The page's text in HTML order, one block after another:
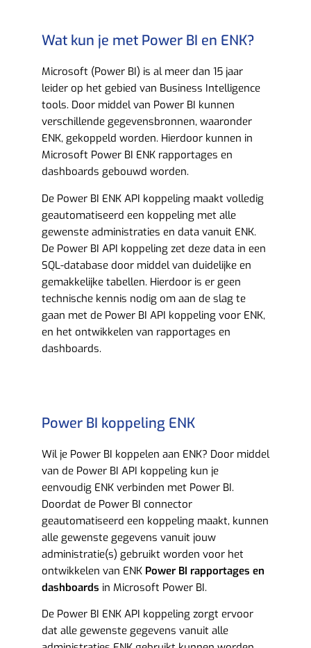
Power BI koppeling ENK
Wil je Power BI koppelen aan ENK? Door middel
van de Power BI API koppeling kun je
eenvoudig ENK verbinden met Power BI.
Doordat de Power BI connector
geautomatiseerd een koppeling maakt, kunnen
alle gewenste gegevens vanuit jouw
administratie(s) gebruikt worden voor het
ontwikkelen van ENK Power BI rapportages en
dashboards in Microsoft Power BI.
De Power BI ENK API koppeling zorgt ervoor
dat alle gewenste gegevens vanuit alle
Wat kun je met Power BI en ENK?​
Microsoft (Power BI) is al meer dan 15 jaar
leider op het gebied van Business Intelligence
tools. Door middel van Power BI kunnen
verschillende gegevensbronnen, waaronder
ENK, gekoppeld worden. Hierdoor kunnen in
Microsoft Power BI ENK rapportages en
dashboards gebouwd worden.
De Power BI ENK API koppeling maakt volledig
geautomatiseerd een koppeling met alle
gewenste administraties en data vanuit ENK.
De Power BI API koppeling zet deze data in een
SQL-database door middel van duidelijke en
gemakkelijke tabellen. Hierdoor is er geen
technische kennis nodig om aan de slag te
gaan met de Power BI API koppeling voor ENK,
en het ontwikkelen van rapportages en
dashboards.